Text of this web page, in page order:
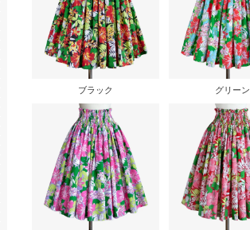
ブラック グリーン